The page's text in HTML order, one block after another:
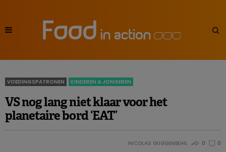
VOEDINGSPATRONEN KINDEREN & JONGEREN
VS nog lang niet klaar voor het
planetaire bord ‘EAT’
NICOLAS GUGGENBÜHL 0 0